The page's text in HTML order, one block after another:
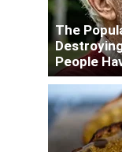
The
People